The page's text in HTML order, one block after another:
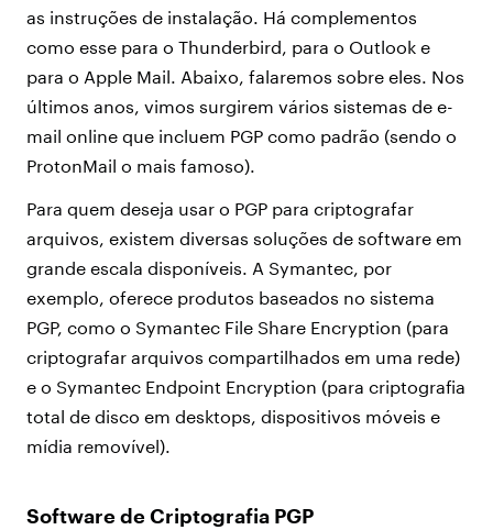
as instruções de instalação. Há complementos
como esse para o Thunderbird, para o Outlook e
para o Apple Mail. Abaixo, falaremos sobre eles. Nos
últimos anos, vimos surgirem vários sistemas de e-
mail online que incluem PGP como padrão (sendo o
ProtonMail o mais famoso).
Para quem deseja usar o PGP para criptografar
arquivos, existem diversas soluções de software em
grande escala disponíveis. A Symantec, por
exemplo, oferece produtos baseados no sistema
PGP, como o Symantec File Share Encryption (para
criptografar arquivos compartilhados em uma rede)
e o Symantec Endpoint Encryption (para criptografia
total de disco em desktops, dispositivos móveis e
mídia removível).
Software de Criptografia PGP